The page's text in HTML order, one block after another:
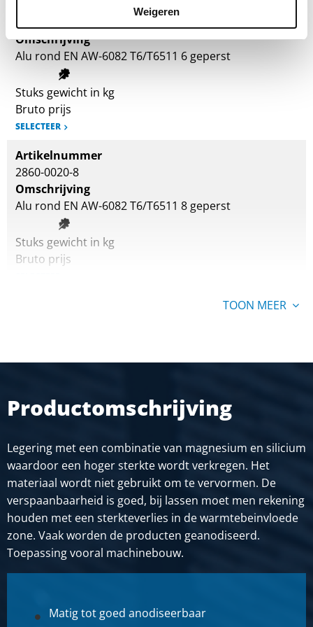
Weigeren
Omschrijving
Alu rond EN AW-6082 T6/T6511 6 geperst
Stuks gewicht in kg
Bruto prijs
SELECTEER
Artikelnummer
2860-0020-8
Omschrijving
Alu rond EN AW-6082 T6/T6511 8 geperst
Stuks gewicht in kg
Bruto prijs
Bruto prijs
Artikelnummer
2860-0020-12
Omschrijving
Alu rond EN AW-6082 T6/T6511 12 geperst
Stuks gewicht in kg
Bruto prijs
SELECTEER
Artikelnummer
2860-0020-14
TOON MEER
Productomschrijving
Legering met een combinatie van magnesium en silicium
waardoor een hoger sterkte wordt verkregen. Het
materiaal wordt niet gebruikt om te vervormen. De
verspaanbaarheid is goed, bij lassen moet men rekening
houden met een sterkteverlies in de warmtebeinvloede
zone. Vaak worden de producten geanodiseerd.
Toepassing vooral machinebouw.
Matig tot goed anodiseerbaar